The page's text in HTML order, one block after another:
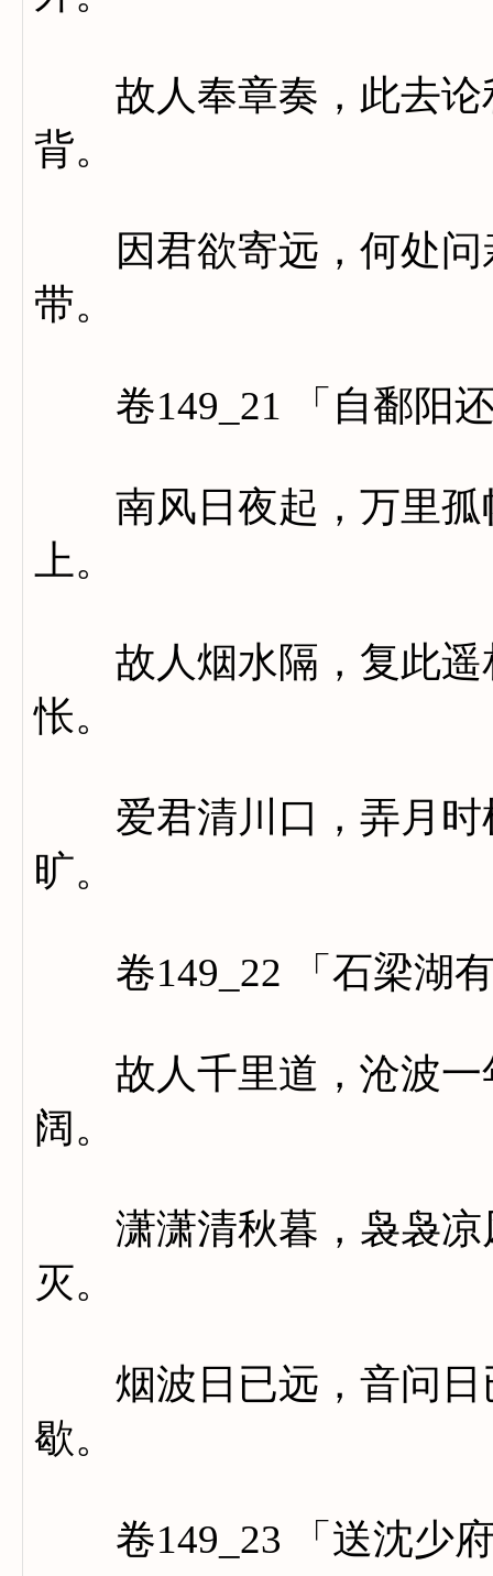
故人奉章奏，此去论
背。
因君欲寄远，何处问
带。
卷149_21 「自鄱阳还
南风日夜起，万里孤
上。
故人烟水隔，复此遥
怅。
爱君清川口，弄月时
旷。
卷149_22 「石梁湖有
故人千里道，沧波一
阔。
潇潇清秋暮，袅袅凉
灭。
烟波日已远，音问日
歇。
卷149_23 「送沈少府